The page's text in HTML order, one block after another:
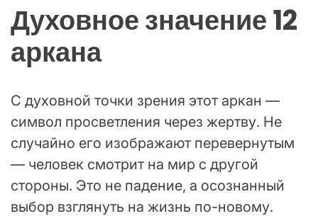
Духовное значение 12
аркана
С духовной точки зрения этот аркан —
символ просветления через жертву. Не
случайно его изображают перевернутым
— человек смотрит на мир с другой
стороны. Это не падение, а осознанный
выбор взглянуть на жизнь по-новому.